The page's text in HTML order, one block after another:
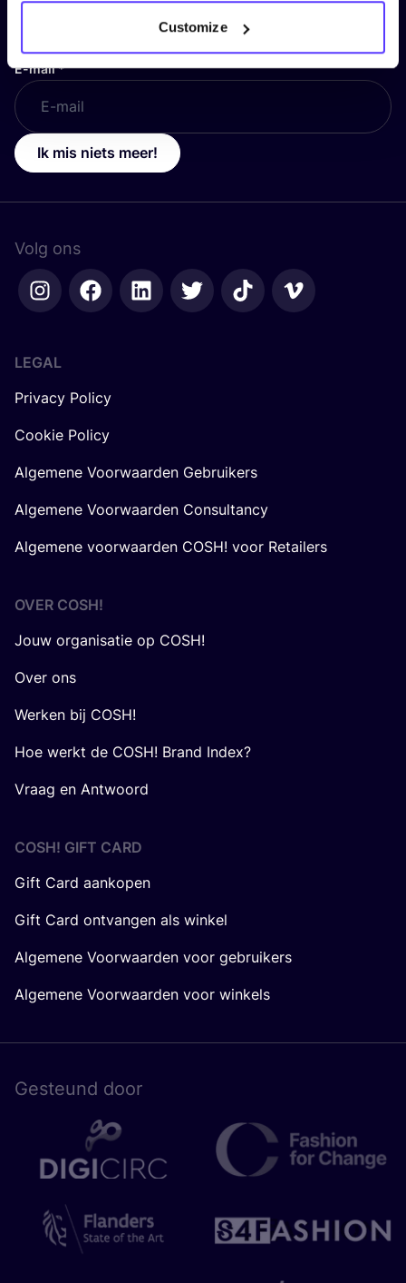
Customize
E-mail*
Ik mis niets meer!
Volg ons
LEGAL
Privacy Policy
Cookie Policy
Algemene Voorwaarden Gebruikers
Algemene Voorwaarden Consultancy
Algemene voorwaarden COSH! voor Retailers
OVER COSH!
Jouw organisatie op COSH!
Over ons
Werken bij COSH!
Hoe werkt de COSH! Brand Index?
Vraag en Antwoord
COSH! GIFT CARD
Gift Card aankopen
Gift Card ontvangen als winkel
Algemene Voorwaarden voor gebruikers
Algemene Voorwaarden voor winkels
Gesteund door